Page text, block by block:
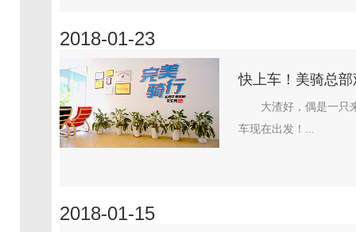
2018-01-23
快上车！美骑总
大渣好，偶是一只
车现在出发！...
2018-01-15